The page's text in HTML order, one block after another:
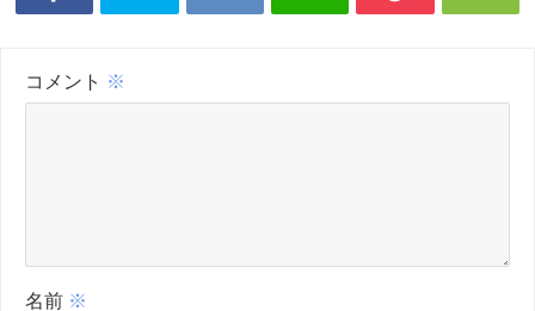
コメント ※
名前 ※